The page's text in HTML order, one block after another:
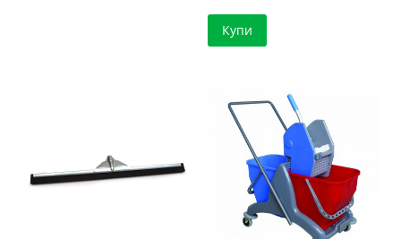
Купи